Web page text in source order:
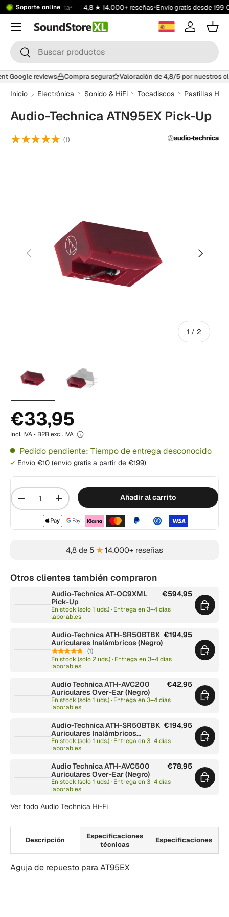
Soporte online
DJ | AlphaTheta• 4,8 ★ 14.000+ reseñas•Envío gratis desde 199 €
Buscar
Buscar
Iniciar
Menú
Google reviews Compra segura Valoración de 4,8/5 por nuestros
Inicio Electrónica Sonido & HiFi Tocadiscos Pastillas Hi-Fi
Audio-Technica ATN95EX Pick-Up
★★★★★ (1)
Anterior
1 / de
2
Siguiente
€33,95
Incl. IVA • B2B excl. IVA
Pedido pendiente: Tiempo de entrega desconocido
Envío €10 (envío gratis a partir de €199)
Cantidad
-
+ Añadir al carrito
Métodos de pago aceptados
4,8 de 5 ★14.000+ reseñas
Otros clientes también compraron
Audio-Technica AT-OC9XML
Pick-Up
€594,95
En stock (solo 1 uds.) · Entrega en 3–4 días
laborables
Audio-Technica ATH-SR50BTBK
Auriculares Inalámbricos (Negro)
★★★★★ (1)
€194,95
En stock (solo 2 uds.) · Entrega en 3–4 días
laborables
Audio Technica ATH-AVC200
Auriculares Over-Ear (Negro)
€42,95
En stock (solo 1 uds.) · Entrega en 3–4 días
laborables
Audio-Technica ATH-SR50BTBK
Auriculares Inalámbricos
(Marrón/Gris)
€194,95
En stock (solo 1 uds.) · Entrega en 3–4 días
laborables
Audio Technica ATH-AVC500
Auriculares Over-Ear (Negro)
€78,95
En stock (solo 1 uds.) · Entrega en 3–4 días
laborables
Ver todo Audio Technica Hi-Fi
Descripción
Especificaciones
técnicas
Especificaciones
Aguja de repuesto para AT95EX